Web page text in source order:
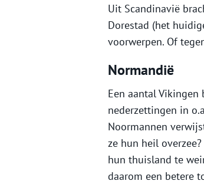
Uit Scandinavië
Dorestad (het
voorwerpen. Of
Normandië
Een aantal Vikingen
nederzettingen in
Noormannen
ze hun heil
hun thuisland te
daarom een betere